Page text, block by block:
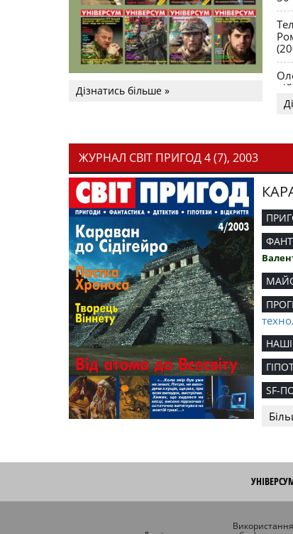
Дізнатись більше »
ЖУРНАЛ СВІТ ПРИГОД 4 (7), 2003
НАШІ
SF-